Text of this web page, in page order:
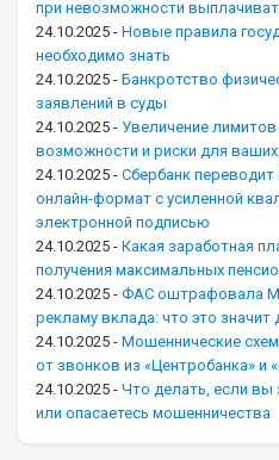
при невозможности
24.10.2025 - Новые правила
необходимо знать
24.10.2025 - Банкротство
заявлений в суды
24.10.2025 - Увеличение
возможности и риски для
24.10.2025 - Сбербанк переводит
онлайн-формат с усиленной
электронной подписью
24.10.2025 - Какая заработная
получения максимальных
24.10.2025 - ФАС оштрафовала
рекламу вклада: что это значит
24.10.2025 - Мошеннические
от звонков из «Центробанка» и
24.10.2025 - Что делать, если
или опасаетесь мошенничества